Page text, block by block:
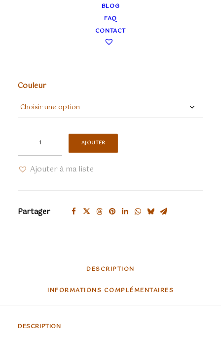
BLOG
FAQ
CONTACT
Couleur
enfant
AJOUTER
Ajouter à ma liste
Partager
DESCRIPTION
INFORMATIONS COMPLÉMENTAIRES
DESCRIPTION